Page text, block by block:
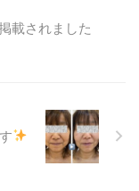
載されました